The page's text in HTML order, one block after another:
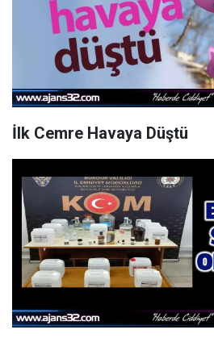
İlk Cemre Havaya Düştü